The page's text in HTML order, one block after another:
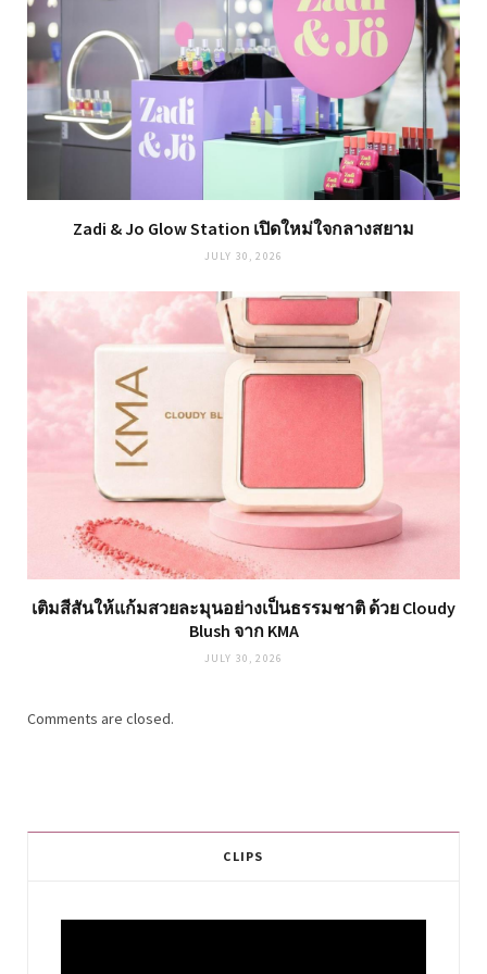
Zadi & Jo Glow Station เปิดใหม่ใจกลางสยาม
JULY 30, 2026
เติมสีสันให้แก้มสวยละมุนอย่างเป็นธรรมชาติ ด้วย Cloudy
Blush จาก KMA
JULY 30, 2026
Comments are closed.
CLIPS